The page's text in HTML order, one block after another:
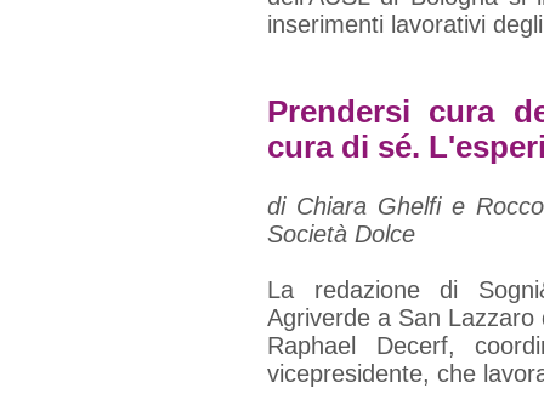
inserimenti lavorativi
Prendersi cura
cura di sé.
di Chiara Ghelfi e
Società Dolce
La redazione di
Agriverde a San Lazzaro
Raphael Decerf,
vicepresidente, che